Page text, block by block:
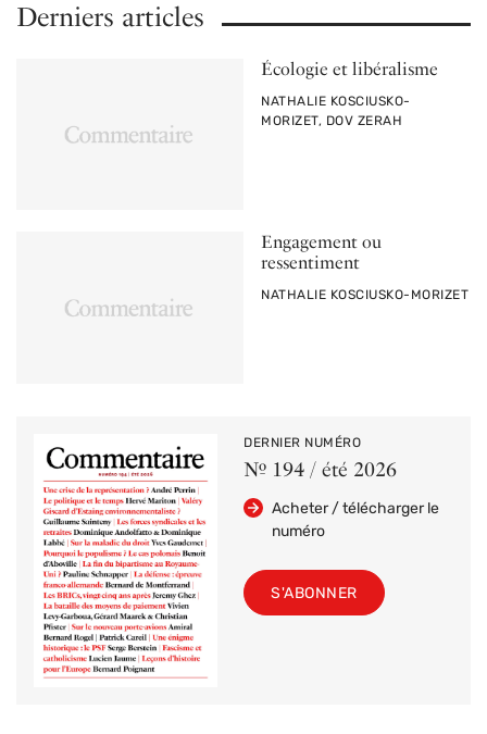
Derniers articles
Écologie et libéralisme
PAR
NATHALIE KOSCIUSKO-
MORIZET, DOV ZERAH
Engagement ou
ressentiment
PAR
NATHALIE KOSCIUSKO-MORIZET
DERNIER NUMÉRO
Nº 194 / été 2026
Acheter / télécharger le
numéro
S'ABONNER